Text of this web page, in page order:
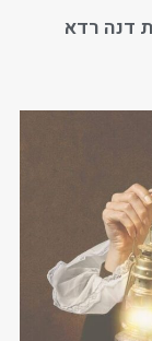
דנה רדא